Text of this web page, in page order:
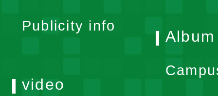
Publicity info
Album
video